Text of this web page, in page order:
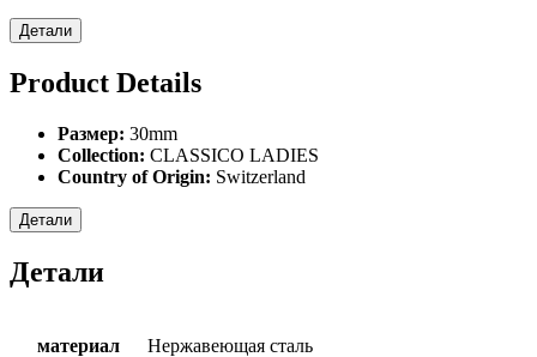
Детали
Product Details
Размер: 30mm
Collection: CLASSICO LADIES
Country of Origin: Switzerland
Детали
Детали
материал Нержавеющая сталь